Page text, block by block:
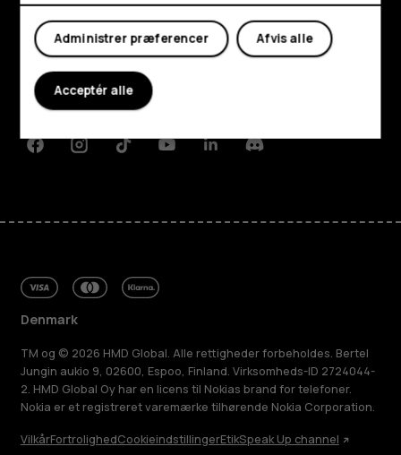
Udforsk
Om
Planet and people
FacebookInstagramTiktokYoutubeLinkedinDiscord
Denmark
TM og © 2026 HMD Global. Alle rettigheder forbeholdes. Bertel
Jungin aukio 9, 02600, Espoo, Finland. Virksomheds-ID 2724044-
2. HMD Global Oy har en licens til Nokias brand for telefoner.
Nokia er et registreret varemærke tilhørende Nokia Corporation.
VilkårFortrolighedCookieindstillingerEtikSpeak Up channel
Afvis alle
Administrer præferencer
Acceptér alle